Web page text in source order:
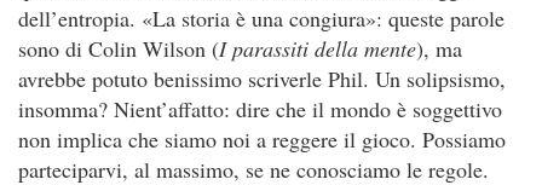
dell’entropia. «La storia è una congiura»: queste parole
sono di Colin Wilson (I parassiti della mente), ma
avrebbe potuto benissimo scriverle Phil. Un solipsismo,
insomma? Nient’affatto: dire che il mondo è soggettivo
non implica che siamo noi a reggere il gioco. Possiamo
parteciparvi, al massimo, se ne conosciamo le regole.